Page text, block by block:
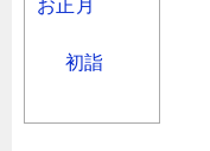
お正月
初詣